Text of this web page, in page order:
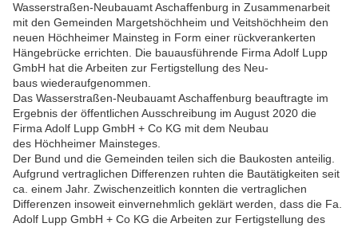
Wasserstraßen-Neubauamt Aschaffenburg in Zusammenarbeit
mit den Gemeinden Margetshöchheim und Veitshöchheim den
neuen Höchheimer Mainsteg in Form einer rückverankerten
Hängebrücke errichten. Die bauausführende Firma Adolf Lupp
GmbH hat die Arbeiten zur Fertigstellung des Neu-
baus wiederaufgenommen.
Das Wasserstraßen-Neubauamt Aschaffenburg beauftragte im
Ergebnis der öffentlichen Ausschreibung im August 2020 die
Firma Adolf Lupp GmbH + Co KG mit dem Neubau
des Höchheimer Mainsteges.
Der Bund und die Gemeinden teilen sich die Baukosten anteilig.
Aufgrund vertraglichen Differenzen ruhten die Bautätigkeiten seit
ca. einem Jahr. Zwischenzeitlich konnten die vertraglichen
Differenzen insoweit einvernehmlich geklärt werden, dass die Fa.
Adolf Lupp GmbH + Co KG die Arbeiten zur Fertigstellung des